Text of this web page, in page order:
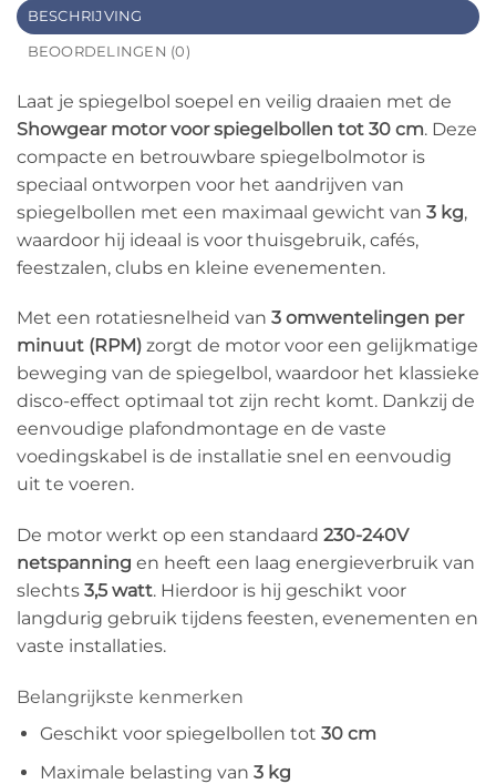
BESCHRIJVING
BEOORDELINGEN (0)
Laat je spiegelbol soepel en veilig draaien met de
Showgear motor voor spiegelbollen tot 30 cm. Deze
compacte en betrouwbare spiegelbolmotor is
speciaal ontworpen voor het aandrijven van
spiegelbollen met een maximaal gewicht van 3 kg,
waardoor hij ideaal is voor thuisgebruik, cafés,
feestzalen, clubs en kleine evenementen.
Met een rotatiesnelheid van 3 omwentelingen per
minuut (RPM) zorgt de motor voor een gelijkmatige
beweging van de spiegelbol, waardoor het klassieke
disco-effect optimaal tot zijn recht komt. Dankzij de
eenvoudige plafondmontage en de vaste
voedingskabel is de installatie snel en eenvoudig
uit te voeren.
De motor werkt op een standaard 230-240V
netspanning en heeft een laag energieverbruik van
slechts 3,5 watt. Hierdoor is hij geschikt voor
langdurig gebruik tijdens feesten, evenementen en
vaste installaties.
Belangrijkste kenmerken
Geschikt voor spiegelbollen tot 30 cm
Maximale belasting van 3 kg